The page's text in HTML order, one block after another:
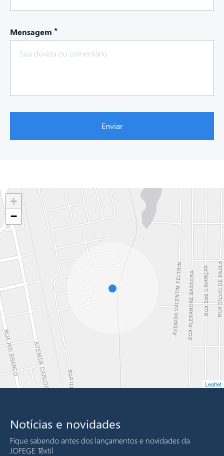
Mensagem *
Enviar
+
−
Leaflet
Notícias e novidades
Fique sabendo antes dos lançamentos e novidades da
JOFEGE Têxtil